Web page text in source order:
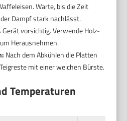
Warte, bis die Zeit
Dampf stark nachlässt.
Gerät vorsichtig. Verwende Holz-
Herausnehmen.
Nach dem Abkühlen die Platten
mit einer weichen Bürste.
Temperaturen